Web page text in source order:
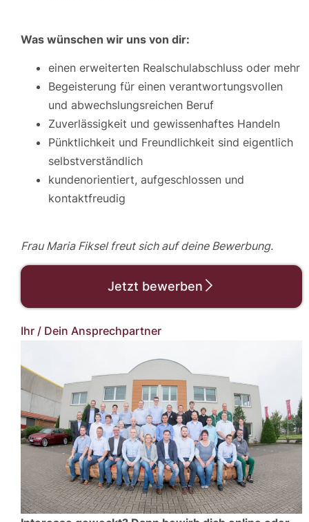
Was wünschen wir uns von dir:
einen erweiterten Realschulabschluss oder mehr
Begeisterung für einen verantwortungsvollen
und abwechslungsreichen Beruf
Zuverlässigkeit und gewissenhaftes Handeln
Pünktlichkeit und Freundlichkeit sind eigentlich
selbstverständlich
kundenorientiert, aufgeschlossen und
kontaktfreudig
Frau Maria Fiksel freut sich auf deine Bewerbung.
Jetzt bewerben
Ihr / Dein Ansprechpartner